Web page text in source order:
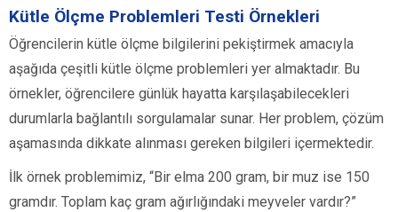
Kütle Ölçme Problemleri Testi Örnekleri
Öğrencilerin kütle ölçme bilgilerini pekiştirmek amacıyla
aşağıda çeşitli kütle ölçme problemleri yer almaktadır. Bu
örnekler, öğrencilere günlük hayatta karşılaşabilecekleri
durumlarla bağlantılı sorgulamalar sunar. Her problem, çözüm
aşamasında dikkate alınması gereken bilgileri içermektedir.
İlk örnek problemimiz, “Bir elma 200 gram, bir muz ise 150
gramdır. Toplam kaç gram ağırlığındaki meyveler vardır?”